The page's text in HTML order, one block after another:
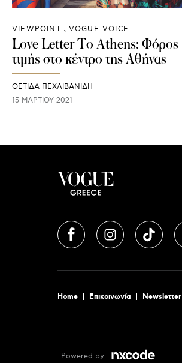
VIEWPOINT VOGUE VOICE
Love Letter To Athens: Φόρος
τιμής στο κέντρο της Αθήνας
ΘΈΤΙΔΑ ΠΕΧΛΙΒΑΝΊΔΗ
15 ΜΑΡΤΊΟΥ 2021
Home Επικοινωνία Newsletter
Powered by